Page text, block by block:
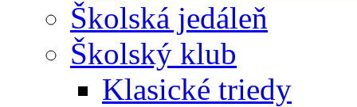
Školská jedáleň
Školský klub
Klasické triedy